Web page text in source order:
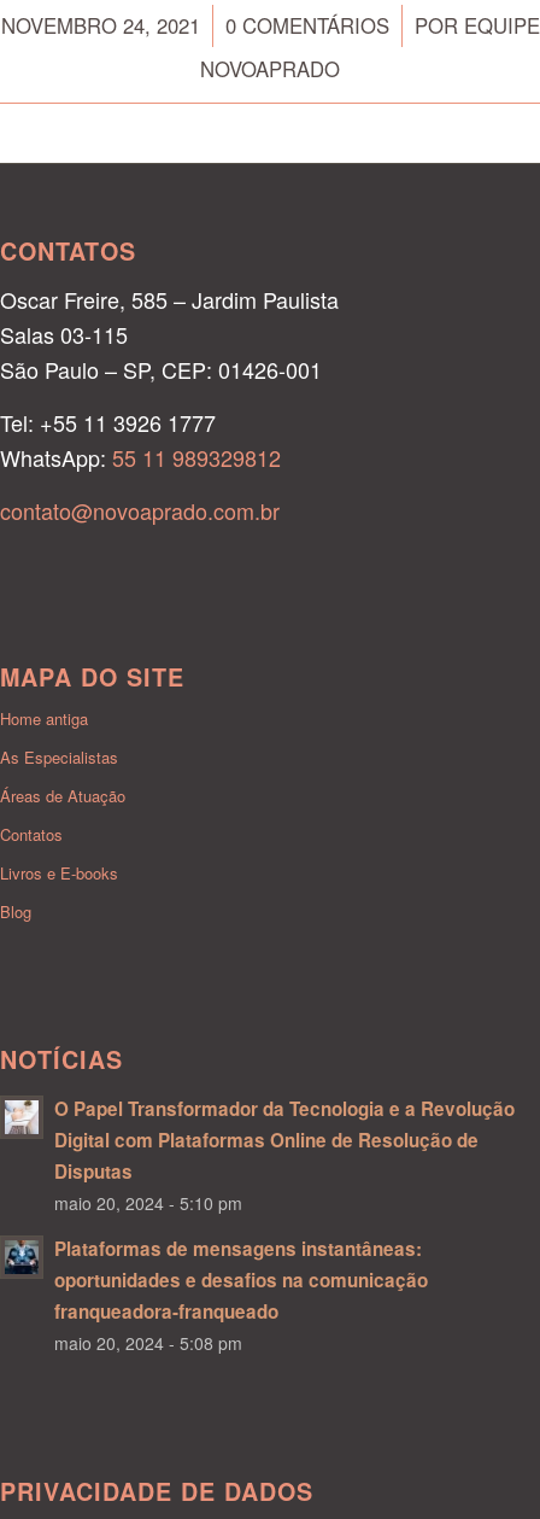
NOVEMBRO 24, 2021
/ 0 COMENTÁRIOS
/ POR EQUIPE
NOVOAPRADO
CONTATOS
Oscar Freire, 585 – Jardim Paulista
Salas 03-115
São Paulo – SP, CEP: 01426-001
Tel: +55 11 3926 1777
WhatsApp: 55 11 989329812
contato@novoaprado.com.br
MAPA DO SITE
Home antiga
As Especialistas
Áreas de Atuação
Contatos
Livros e E-books
Blog
NOTÍCIAS
O Papel Transformador da Tecnologia e a Revolução
Digital com Plataformas Online de Resolução de
Disputas
maio 20, 2024 - 5:10 pm
Plataformas de mensagens instantâneas:
oportunidades e desafios na comunicação
franqueadora-franqueado
maio 20, 2024 - 5:08 pm
PRIVACIDADE DE DADOS